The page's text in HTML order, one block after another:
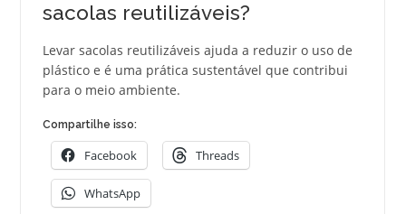
sacolas reutilizáveis?
Levar sacolas reutilizáveis ajuda a reduzir o uso de
plástico e é uma prática sustentável que contribui
para o meio ambiente.
Compartilhe isso:
Facebook Threads
WhatsApp